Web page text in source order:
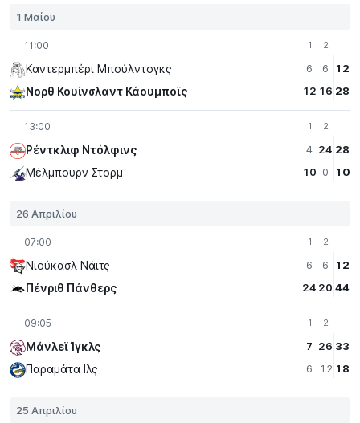
1 Μαΐου
11:00
Καντερμπέρι Μπούλντογκς
Νορθ Κουίνσλαντ Κάουμποϊς
1
6
12
2
6
16
12
28
13:00
Ρέντκλιφ Ντόλφινς
Μέλμπουρν Στορμ
1
4
10
2
24
0
28
10
26 Απριλίου
07:00
Νιούκασλ Νάιτς
Πένριθ Πάνθερς
1
6
24
2
6
20
12
44
09:05
Μάνλεϊ Ίγκλς
Παραμάτα Iλς
1
7
6
2
26
12
33
18
25 Απριλίου